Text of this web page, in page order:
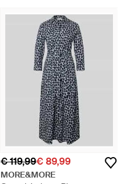
€ 119,99€ 89,99
MORE&MORE